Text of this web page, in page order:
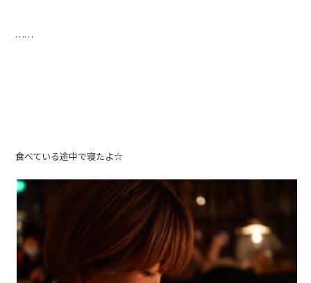
……
食べている途中で寝たよ☆